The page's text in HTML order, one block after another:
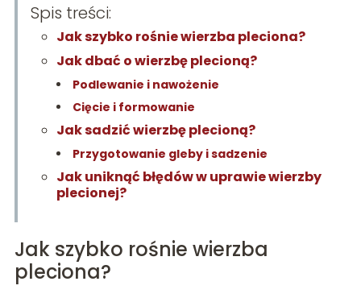
Spis treści:
Jak szybko rośnie wierzba pleciona?
Jak dbać o wierzbę plecioną?
Podlewanie i nawożenie
Cięcie i formowanie
Jak sadzić wierzbę plecioną?
Przygotowanie gleby i sadzenie
Jak uniknąć błędów w uprawie wierzby
plecionej?
Jak szybko rośnie wierzba
pleciona?